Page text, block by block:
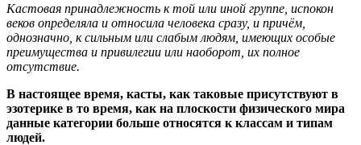
Кастовая принадлежность к той или иной группе, испокон
веков определяла и относила человека сразу, и причём,
однозначно, к сильным или слабым людям, имеющих особые
преимущества и привилегии или наоборот, их полное
отсутствие.
В настоящее время, касты, как таковые присутствуют в
эзотерике в то время, как на плоскости физического мира
данные категории больше относятся к классам и типам
людей.